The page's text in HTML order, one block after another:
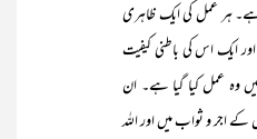
ہے۔ ہر عمل کی ایک ظاہری
ایک اس کی باطنی کیفیت
وہ عمل کیا گیا ہے۔ ان
اجر و ثواب میں اور اللہ